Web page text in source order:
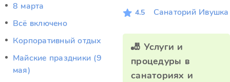
8 марта
Всё включено
Корпоративный отдых
Майские праздники (9
мая)
4.5 Санаторий Ивушка
🎳 Услуги и
процедуры в
санаториях и